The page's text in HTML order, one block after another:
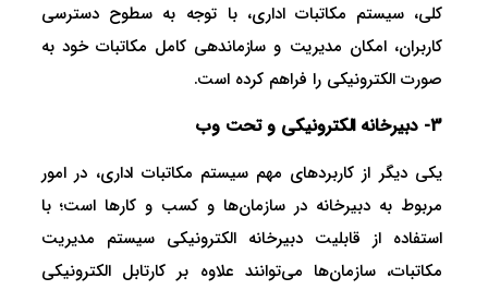
کلی، سیستم مکاتبات اداری، با توجه به سطوح دسترسی
کاربران، امکان مدیریت و سازماندهی کامل مکاتبات خود به
صورت الکترونیکی را فراهم کرده است.
3- دبیرخانه الکترونیکی و تحت وب
یکی دیگر از کاربردهای مهم سیستم مکاتبات اداری، در امور
مربوط به دبیرخانه در سازمان‌ها و کسب و کارها است؛ با
استفاده از قابلیت دبیرخانه الکترونیکی سیستم مدیریت
مکاتبات، سازمان‌ها می‌توانند علاوه بر کارتابل الکترونیکی